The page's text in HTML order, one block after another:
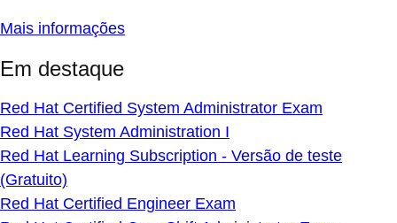
Mais informações
Em destaque
Red Hat Certified System Administrator Exam
Red Hat System Administration I
Red Hat Learning Subscription - Versão de teste
(Gratuito)
Red Hat Certified Engineer Exam